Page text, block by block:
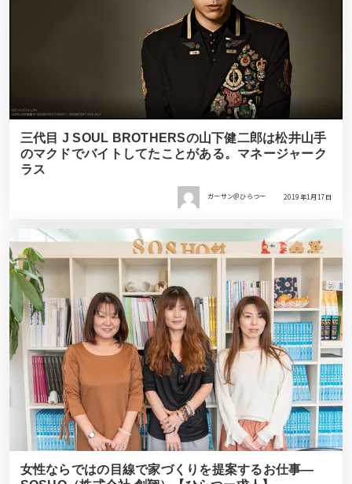
三代目 J SOUL BROTHERSの山下健二郎は松井山手
のマクドでバイトしてたことがある。マネージャーク
ラス
ガーサン＠ひらつー 2019年1月17日
女性ならではの目線で家づくりを提案するお仕事―